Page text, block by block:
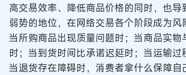
高交易效率、降低商品价格的同时，也导
弱势的地位，在网络交易各个阶段成为风
当所购商品出现质量问题时；当商品实物
时；当到货时间比承诺迟延时；当运输过
当退货存在障碍时，消费者拿什么保障自